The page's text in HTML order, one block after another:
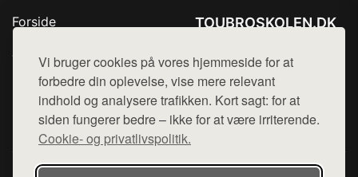
Vi bruger cookies på vores hjemmeside for at
forbedre din oplevelse, vise mere relevant
indhold og analysere trafikken. Kort sagt: for at
siden fungerer bedre – ikke for at være irriterende.
Cookie- og privatlivspolitik.
Forside
Top Rabatter
Blog
Kontakt
TOUBROSKOLEN.DK
Mail: hej@want.dk
Cookie- og privatlivspolitik